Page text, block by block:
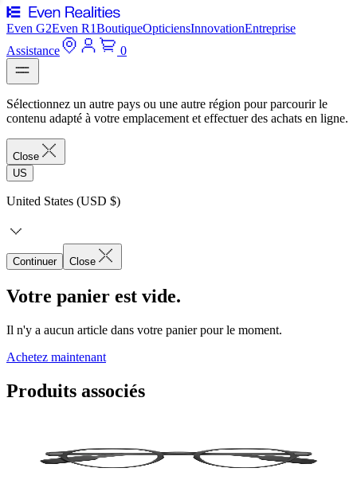
Even G2Even R1BoutiqueOpticiensInnovationEntreprise
Assistance
0
Sélectionnez un autre pays ou une autre région pour parcourir le
contenu adapté à votre emplacement et effectuer des achats en ligne.
Close
US
United States (USD $)
Continuer Close
Votre panier est vide.
Il n'y a aucun article dans votre panier pour le moment.
Achetez maintenant
Produits associés